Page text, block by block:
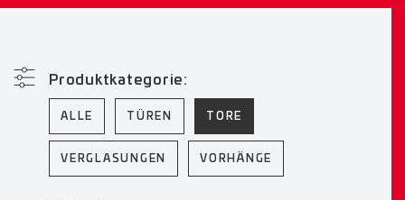
Produktkategorie:
ALLE TÜREN TORE
VERGLASUNGEN VORHÄNGE